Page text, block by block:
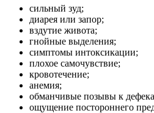
сильный зуд;
диарея или запор;
вздутие живота;
гнойные выделения;
симптомы интоксикации;
плохое самочувствие;
кровотечение;
анемия;
обманчивые позывы к
ощущение постороннего